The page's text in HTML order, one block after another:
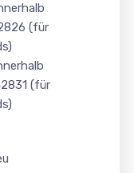
(für
(für